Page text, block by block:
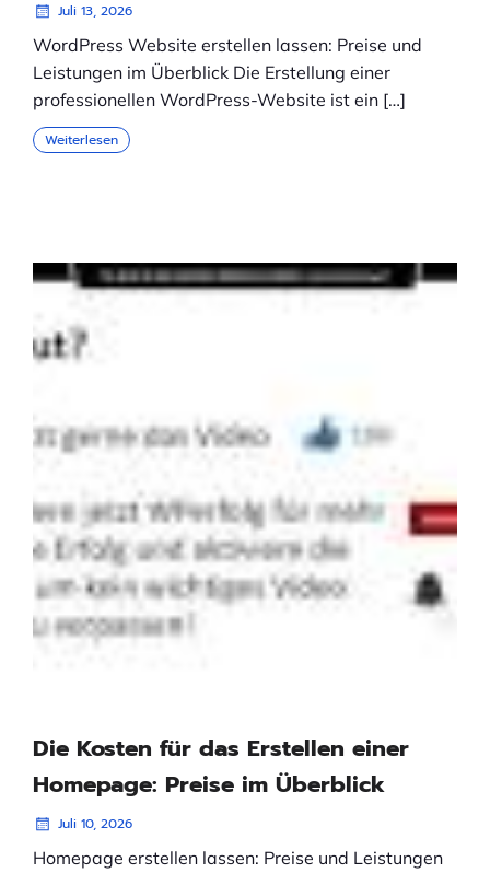
Juli 13, 2026
WordPress Website erstellen lassen: Preise und
Leistungen im Überblick Die Erstellung einer
professionellen WordPress-Website ist ein […]
Weiterlesen
Die Kosten für das Erstellen einer
Homepage: Preise im Überblick
Juli 10, 2026
Homepage erstellen lassen: Preise und Leistungen